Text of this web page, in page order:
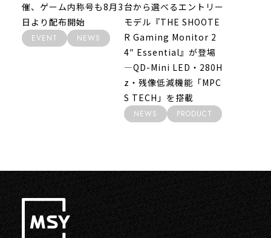
催、ゲーム内称号も8月3
日より配布開始
EVENT NEWS
台から選べるエントリー
モデル『THE SHOOTE
R Gaming Monitor 2
4″ Essential』が登場
―QD-Mini LED・280H
z・残像低減機能「MPC
S TECH」を搭載
NEWS PRODUCT